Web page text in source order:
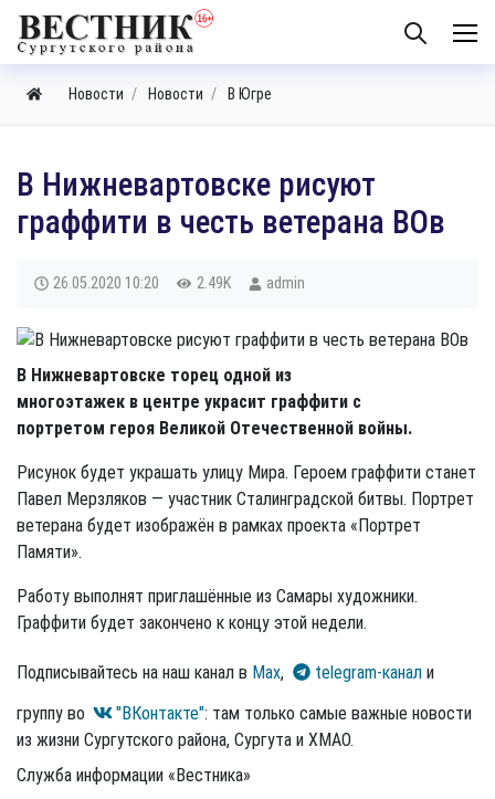
Новости Новости В Югре
В Нижневартовске рисуют
граффити в честь ветерана ВОв
26.05.2020 10:20 2.49K admin
В Нижневартовске торец одной из
многоэтажек в центре украсит граффити с
портретом героя Великой Отечественной войны.
Рисунок будет украшать улицу Мира. Героем граффити станет
Павел Мерзляков — участник Сталинградской битвы. Портрет
ветерана будет изображён в рамках проекта «Портрет
Памяти».
Работу выполнят приглашённые из Самары художники.
Граффити будет закончено к концу этой недели.
Подписывайтесь на наш канал в Max, telegram-канал и
группу во
"ВКонтакте": там только самые важные новости
из жизни Сургутского района, Сургута и ХМАО.
Служба информации «Вестника»